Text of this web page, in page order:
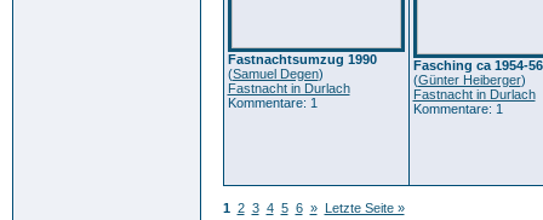
Fastnachtsumzug 1990
(Samuel Degen)
Fastnacht in Durlach
Kommentare: 1
Fasching ca 1954-56
(Günter Heiberger)
Fastnacht in Durlach
Kommentare: 1
1 2 3 4 5 6 » Letzte Seite »